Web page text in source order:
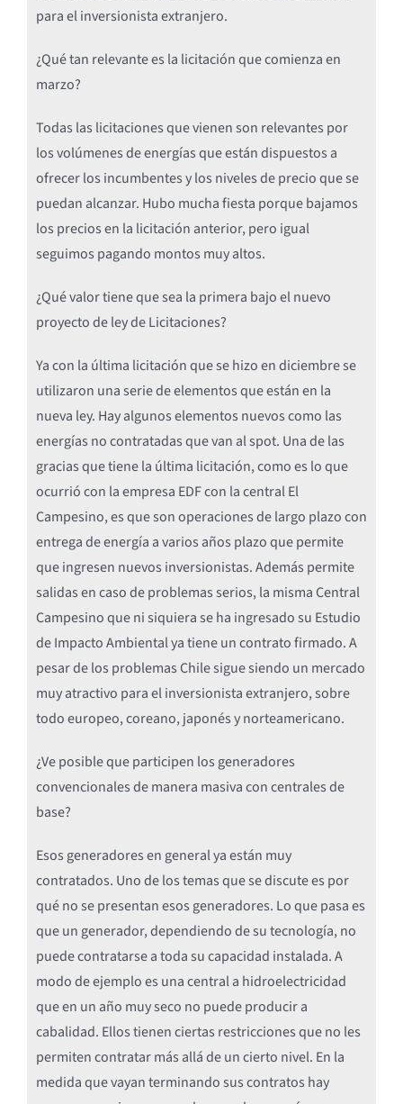
para el inversionista extranjero.
¿Qué tan relevante es la licitación que comienza en
marzo?
Todas las licitaciones que vienen son relevantes por
los volúmenes de energías que están dispuestos a
ofrecer los incumbentes y los niveles de precio que se
puedan alcanzar. Hubo mucha fiesta porque bajamos
los precios en la licitación anterior, pero igual
seguimos pagando montos muy altos.
¿Qué valor tiene que sea la primera bajo el nuevo
proyecto de ley de Licitaciones?
Ya con la última licitación que se hizo en diciembre se
utilizaron una serie de elementos que están en la
nueva ley. Hay algunos elementos nuevos como las
energías no contratadas que van al spot. Una de las
gracias que tiene la última licitación, como es lo que
ocurrió con la empresa EDF con la central El
Campesino, es que son operaciones de largo plazo con
entrega de energía a varios años plazo que permite
que ingresen nuevos inversionistas. Además permite
salidas en caso de problemas serios, la misma Central
Campesino que ni siquiera se ha ingresado su Estudio
de Impacto Ambiental ya tiene un contrato firmado. A
pesar de los problemas Chile sigue siendo un mercado
muy atractivo para el inversionista extranjero, sobre
todo europeo, coreano, japonés y norteamericano.
¿Ve posible que participen los generadores
convencionales de manera masiva con centrales de
base?
Esos generadores en general ya están muy
contratados. Uno de los temas que se discute es por
qué no se presentan esos generadores. Lo que pasa es
que un generador, dependiendo de su tecnología, no
puede contratarse a toda su capacidad instalada. A
modo de ejemplo es una central a hidroelectricidad
que en un año muy seco no puede producir a
cabalidad. Ellos tienen ciertas restricciones que no les
permiten contratar más allá de un cierto nivel. En la
medida que vayan terminando sus contratos hay